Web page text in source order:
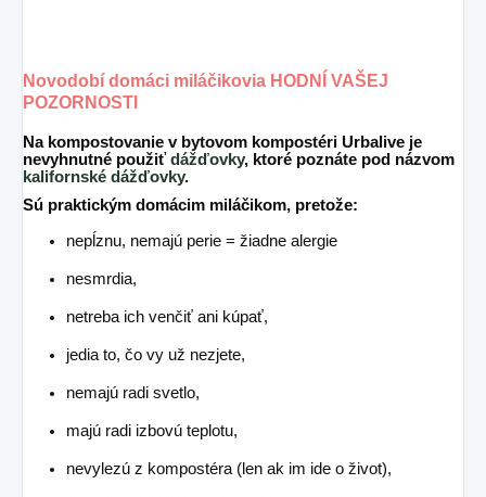
Novodobí domáci miláčikovia HODNÍ VAŠEJ
POZORNOSTI
Na kompostovanie v bytovom kompostéri Urbalive je
nevyhnutné použiťdážďovky, ktoré poznáte pod názvom
kalifornské dážďovky.
Sú praktickým domácim miláčikom, pretože:
nepĺznu, nemajú perie = žiadne alergie
nesmrdia,
netreba ich venčiť ani kúpať,
jedia to, čo vy už nezjete,
nemajú radi svetlo,
majú radi izbovú teplotu,
nevylezú z kompostéra (len ak im ide o život),